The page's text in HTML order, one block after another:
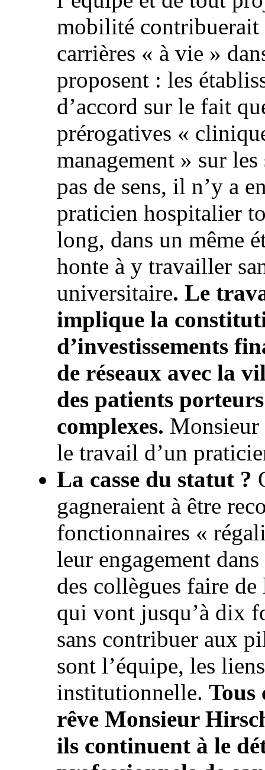
mobilité contribuerait
carrières « à vie »
proposent : les
d’accord sur le fait
prérogatives «
management » sur
pas de sens, il n’y a
praticien hospitalier
long, dans un même
honte à y travailler
universitaire. Le
implique la
d’investissements
de réseaux avec la
des patients
complexes. Monsieur
le travail d’un
La casse du statut ?
gagneraient à être
fonctionnaires «
leur engagement
des collègues faire
qui vont jusqu’à dix
sans contribuer aux
sont l’équipe, les
institutionnelle. Tous
rêve Monsieur
ils continuent à le